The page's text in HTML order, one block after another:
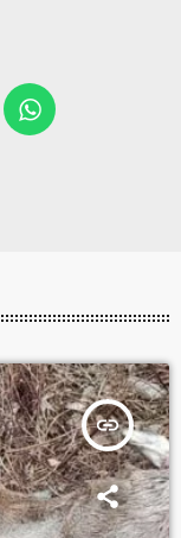
insert_link